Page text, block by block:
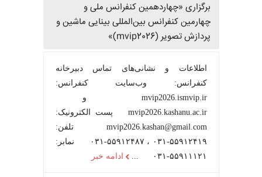
برگزاری «چهاردهمین کنفرانس ملی و
چهارمین کنفرانس بین‌المللی بینایی ماشین و
پردازش تصویر (mvip2026)»
اطلاعات و نشانی‌های تماس دبیرخانه
کنفرانس: وب‌سایت کنفرانس:
mvip2026.ismvip.ir و
mvip2026.kashanu.ac.ir پست الکترونیک:
mvip2026.kashan@gmail.com تلفن:
۵۵۹۱۲۴۱۹-۰۳۱ ، ۵۵۹۱۲۴۸۷-۰۳۱ نمابر:
۵۵۹۱۱۱۲۱-۰۳۱ ...
ادامه خبر